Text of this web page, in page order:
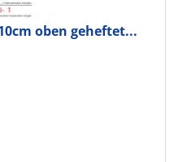
oben geheftet...